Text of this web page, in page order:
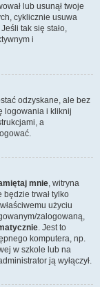
lub usunął twoje
cyklicznie usuwa
tak się stało,
i
odzyskane, ale bez
logowania i kliknij
a
mnie, witryna
trwał tylko
użyciu
zalogowaną,
. Jest to
komputera, np.
w szkole lub na
ją wyłączył.